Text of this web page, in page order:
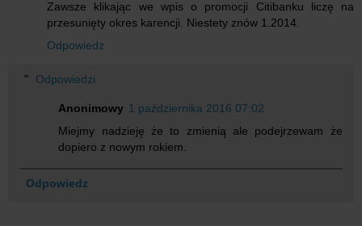
Zawsze klikając we wpis o promocji Citibanku liczę na
przesunięty okres karencji. Niestety znów 1.2014.
Odpowiedz
Odpowiedzi
Anonimowy 1 października 2016 07:02
Miejmy nadzieję że to zmienią ale podejrzewam że
dopiero z nowym rokiem.
Odpowiedz